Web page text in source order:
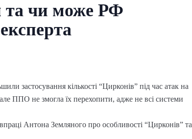
та чи може РФ
застосування кількості “Цирконів” під час атак на
ППО не змогла їх перехопити, адже не всі системи
Антона Земляного про особливості “Цирконів” та